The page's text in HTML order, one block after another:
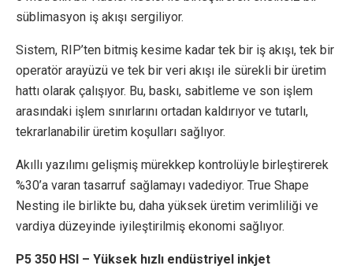
süblimasyon iş akışı sergiliyor.
Sistem, RIP’ten bitmiş kesime kadar tek bir iş akışı, tek bir
operatör arayüzü ve tek bir veri akışı ile sürekli bir üretim
hattı olarak çalışıyor. Bu, baskı, sabitleme ve son işlem
arasındaki işlem sınırlarını ortadan kaldırıyor ve tutarlı,
tekrarlanabilir üretim koşulları sağlıyor.
Akıllı yazılımı gelişmiş mürekkep kontrolüyle birleştirerek
%30’a varan tasarruf sağlamayı vadediyor. True Shape
Nesting ile birlikte bu, daha yüksek üretim verimliliği ve
vardiya düzeyinde iyileştirilmiş ekonomi sağlıyor.
P5 350 HSI – Yüksek hızlı endüstriyel inkjet